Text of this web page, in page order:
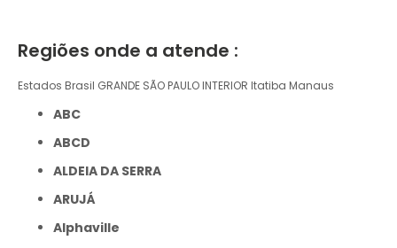
Regiões onde a atende :
Estados Brasil GRANDE SÃO PAULO INTERIOR Itatiba Manaus
ABC
ABCD
ALDEIA DA SERRA
ARUJÁ
Alphaville